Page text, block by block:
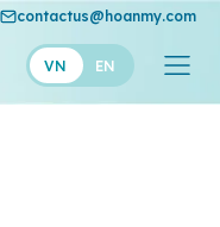
contactus@hoanmy.com
VN EN